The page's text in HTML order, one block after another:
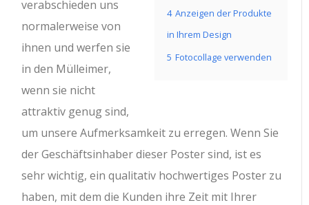
4 Anzeigen der Produkte
in Ihrem Design
5 Fotocollage verwenden
verabschieden uns
normalerweise von
ihnen und werfen sie
in den Mülleimer,
wenn sie nicht
attraktiv genug sind,
um unsere Aufmerksamkeit zu erregen. Wenn Sie
der Geschäftsinhaber dieser Poster sind, ist es
sehr wichtig, ein qualitativ hochwertiges Poster zu
haben, mit dem die Kunden ihre Zeit mit Ihrer